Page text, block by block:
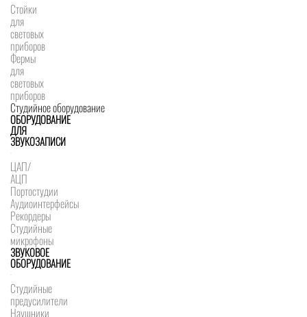
Стойки
для
световых
приборов
Фермы
для
световых
приборов
Студийное оборудование
ОБОРУДОВАНИЕ
ДЛЯ
ЗВУКОЗАПИСИ
ЦАП/
АЦП
Портостудии
Аудиоинтерфейсы
Рекордеры
Студийные
микрофоны
ЗВУКОВОЕ
ОБОРУДОВАНИЕ
Студийные
предусилители
Наушники